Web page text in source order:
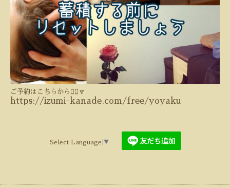
ご予約はこちらから💁‍♀️🔽
https://izumi-kanade.com/free/yoyaku
Select Language ▼